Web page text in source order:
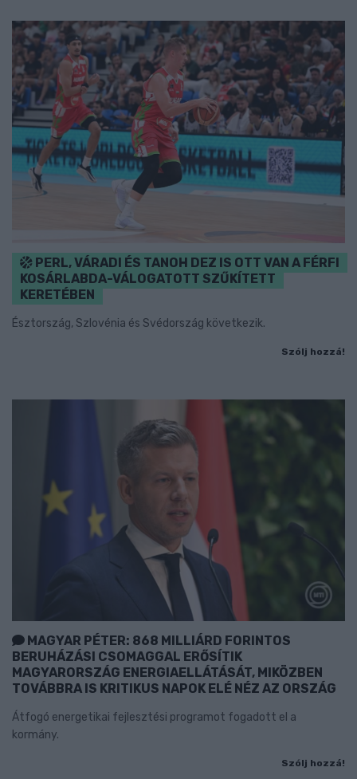
PERL, VÁRADI ÉS TANOH DEZ IS OTT VAN A FÉRFI
KOSÁRLABDA-VÁLOGATOTT SZŰKÍTETT
KERETÉBEN
Észtország, Szlovénia és Svédország következik.
Szólj hozzá!
MAGYAR PÉTER: 868 MILLIÁRD FORINTOS
BERUHÁZÁSI CSOMAGGAL ERŐSÍTIK
MAGYARORSZÁG ENERGIAELLÁTÁSÁT, MIKÖZBEN
TOVÁBBRA IS KRITIKUS NAPOK ELÉ NÉZ AZ ORSZÁG
Átfogó energetikai fejlesztési programot fogadott el a
kormány.
Szólj hozzá!